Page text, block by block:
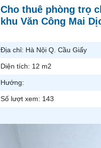
Cho thuê phòng trọ
khu Văn Công Mai
Địa chỉ: Hà Nội Q. Cầu Giấy
Diện tích: 12 m2
Hướng:
Số lượt xem: 143